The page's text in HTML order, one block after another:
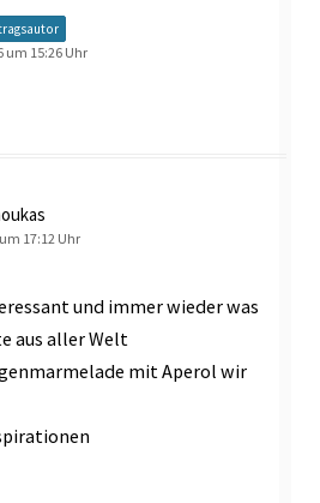
um 15:26 Uhr
17:12 Uhr
und immer wieder was
aus aller Welt
mit Aperol wir